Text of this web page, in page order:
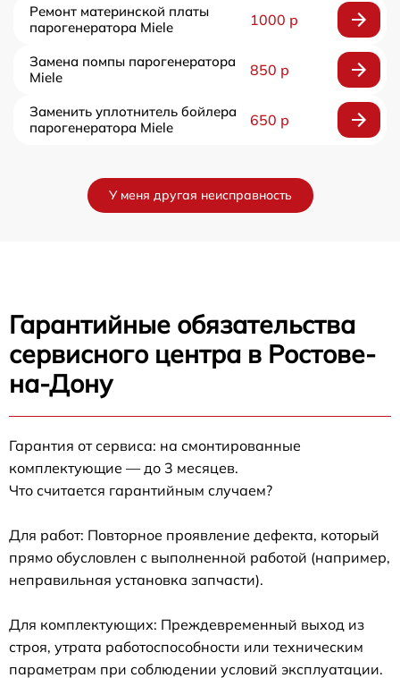
Ремонт материнской платы
парогенератора Miele
1000 р
Замена помпы парогенератора
Miele
850 р
Заменить уплотнитель бойлера
парогенератора Miele
650 р
У меня другая неисправность
Гарантийные обязательства
сервисного центра в Ростове-
на-Дону
Гарантия от сервиса: на смонтированные
комплектующие — до 3 месяцев.
Что считается гарантийным случаем?
Для работ: Повторное проявление дефекта, который
прямо обусловлен с выполненной работой (например,
неправильная установка запчасти).
Для комплектующих: Преждевременный выход из
строя, утрата работоспособности или техническим
параметрам при соблюдении условий эксплуатации.